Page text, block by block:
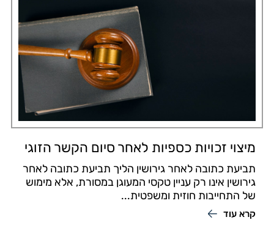
מיצוי זכויות כספיות לאחר סיום הקשר הזוגי
תביעת כתובה לאחר גירושין הליך תביעת כתובה לאחר
גירושין אינו רק עניין טקסי המעוגן במסורת, אלא מימוש
של התחייבות חוזית ומשפטית...
קרא עוד